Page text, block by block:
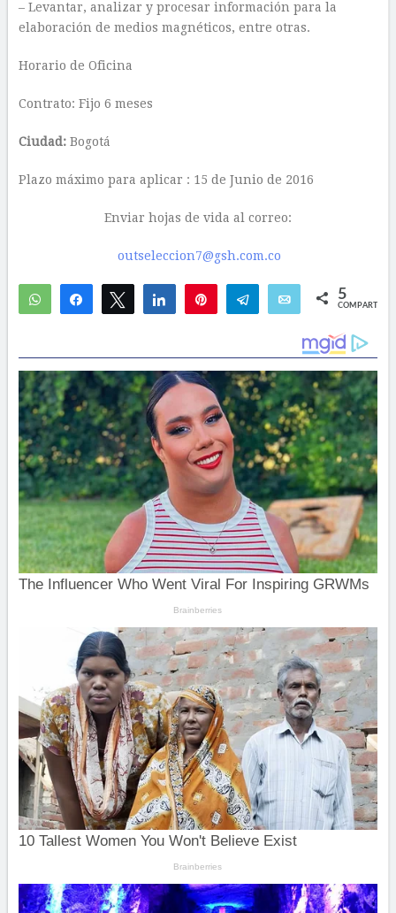
– Levantar, analizar y procesar información para la
elaboración de medios magnéticos, entre otras.
Horario de Oficina
Contrato: Fijo 6 meses
Ciudad:Bogotá
Plazo máximo para aplicar : 15 de Junio de 2016
Enviar hojas de vida al correo:
outseleccion7@gsh.com.co
WhatsAppCompartirTwittear Compartir Telegram Email 5
COMPARTIR